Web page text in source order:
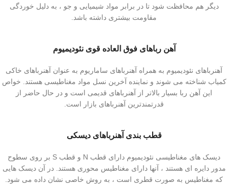
دیگر هم محافظت شود تا در برابر مواد شیمیایی و جو ، به دلیل خوردگی
مقاومت بیشتری داشته باشد.
آهن رباهای فوق العاده قوی نئودیمیوم
آهنرباهای نئودیمیوم به همراه آهنرباهای ساماریوم به عنوان آهنرباهای خاکی
کمیاب شناخته می شوند و نماینده آخرین نسل مواد مغناطیسی هستند. خواص
این آهن ربا بسیار بالاتر از آهنرباهای قدیمی است و در حال حاضر از
قدرتمندترین آهنرباهای بازار است.
قطب بندی آهنرباهای دیسکی
دیسک های مغناطیسی نئودیمیوم دارای قطب N و قطب S بر روی سطوح
مدور دایره ای هستند ، آنها دارای مغناطیس محوری هستند. در آن دیسک هایی
که مغناطیس به صورت قطری است ، به روش خاصی نشان داده می شود.